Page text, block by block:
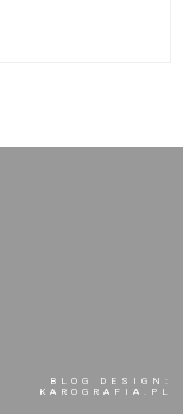
BLOG DESIGN:
KAROGRAFIA.PL